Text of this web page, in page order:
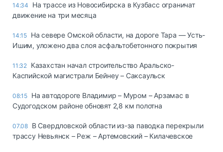
14:34
На трассе из Новосибирска в Кузбасс ограничат
движение на три месяца
14:15 На севере Омской области, на дороге Тара — Усть-
Ишим, уложено два слоя асфальтобетонного покрытия
11:32 Казахстан начал строительство Аральско-
Каспийской магистрали Бейнеу – Саксаульск
08:15 На автодороге Владимир – Муром – Арзамас в
Судогодском районе обновят 2,8 км полотна
07.08 В Свердловской области из-за паводка перекрыли
трассу Невьянск – Реж – Артемовский – Килачевское